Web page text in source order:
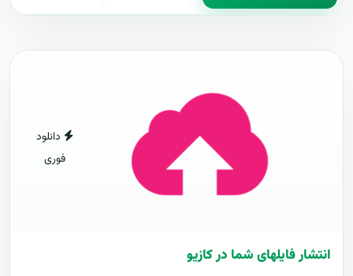
دانلود
فوری
انتشار فایلهای شما در کازیو